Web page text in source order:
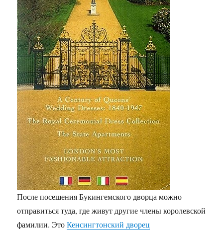
После посешения Букингемского дворца можно
отправиться туда, где живут другие члены королевской
фамилии. ЭтоКенсингтонский дворец